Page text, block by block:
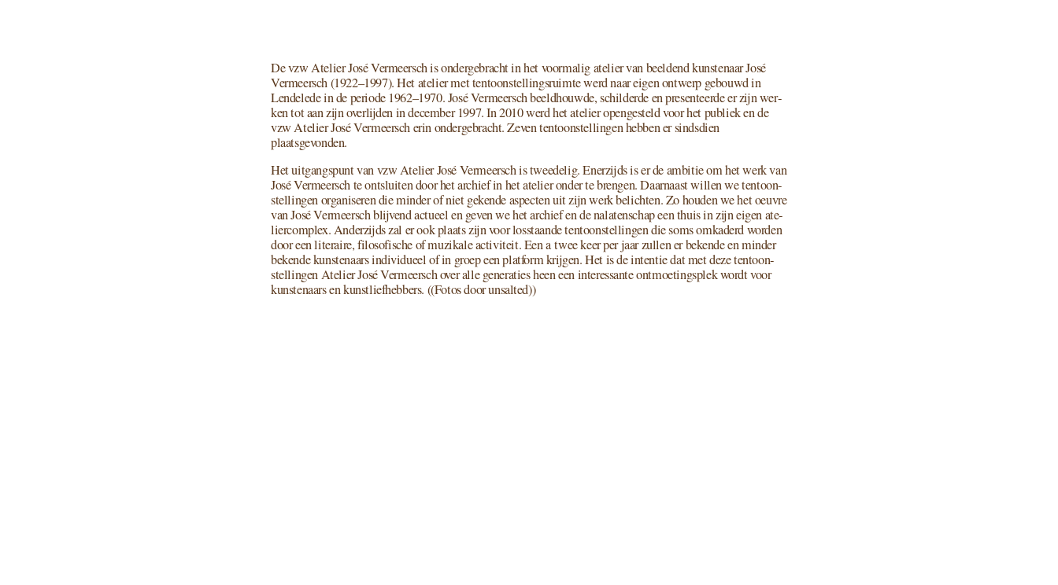
De vzw Atelier José Vermeersch is onder­ge­bracht in het voor­ma­lig ate­lier van beel­dend kun­ste­naar José
Vermeersch (1922–1997). Het ate­lier met ten­toon­stel­lings­ruim­te werd naar eigen ont­werp gebouwd in
Lendelede in de peri­o­de 1962–1970. José Vermeersch beeld­houw­de, schil­der­de en pre­sen­teer­de er zijn wer­
ken tot aan zijn over­lij­den in decem­ber1997. In2010werd het ate­lier open­ge­steld voor het publiek en de
vzw Atelier José Vermeersch erin onder­ge­bracht. Zeven ten­toon­stel­lin­gen heb­ben er sinds­dien
plaatsgevonden.
Het uit­gangs­punt van vzw Atelier José Vermeersch is twee­de­lig. Enerzijds is er de ambi­tie om het werk van
José Vermeersch te ont­slui­ten door het archief in het ate­lier onder te bren­gen. Daarnaast wil­len we ten­toon­
stel­lin­gen orga­ni­se­ren die min­der of niet geken­de aspec­ten uit zijn werk belich­ten. Zo hou­den we het oeu­vre
van José Vermeersch blij­vend actu­eel en geven we het archief en de nala­ten­schap een thuis in zijn eigen ate­
lier­com­plex. Anderzijds zal er ook plaats zijn voor los­staan­de ten­toon­stel­lin­gen die soms omka­derd wor­den
door een lite­rai­re, filo­so­fi­sche of muzi­ka­le acti­vi­teit. Een a twee keer per jaar zul­len er beken­de en min­der
beken­de kun­ste­naars indi­vi­du­eel of in groep een plat­form krij­gen. Het is de inten­tie dat met deze ten­toon­
stel­lin­gen Atelier José Vermeersch over alle gene­ra­ties heen een inte­res­san­te ont­moe­tings­plek wordt voor
kun­ste­naars en kunst­lief­heb­bers. ( Fotos door unsal­ted )